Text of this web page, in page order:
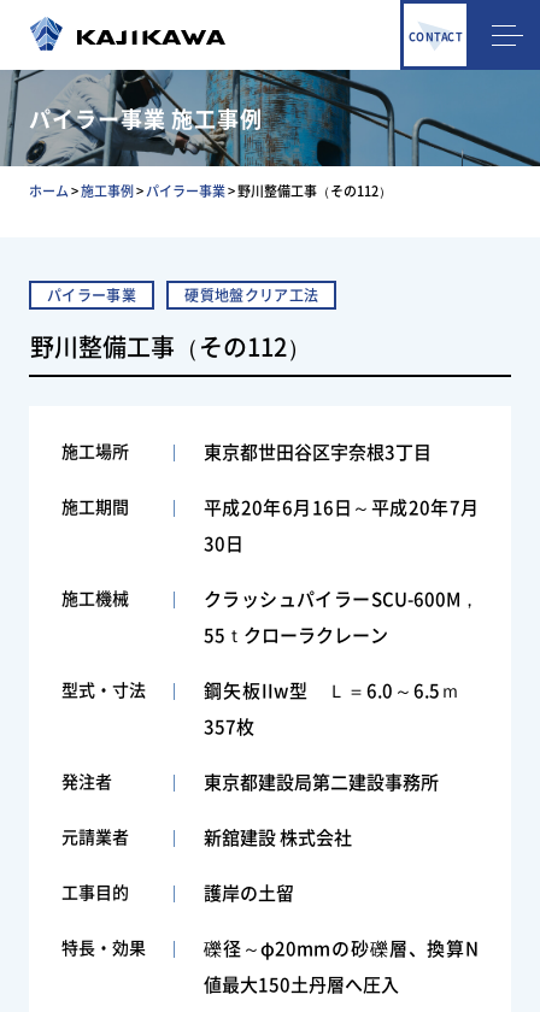
CONTACT
パイラー事業 施工事例
ホーム>施工事例>パイラー事業>野川整備工事（その112）
パイラー事業 硬質地盤クリア工法
野川整備工事（その112）
施工場所 東京都世田谷区宇奈根3丁目
施工期間
平成20年6月16日～平成20年7月
30日
施工機械
クラッシュパイラーSCU-600M，
55ｔクローラクレーン
型式・寸法
鋼矢板IIw型 Ｌ＝6.0～6.5ｍ
357枚
発注者 東京都建設局第二建設事務所
元請業者 新舘建設 株式会社
工事目的 護岸の土留
特長・効果
礫径～φ20mmの砂礫層、換算N
値最大150土丹層へ圧入